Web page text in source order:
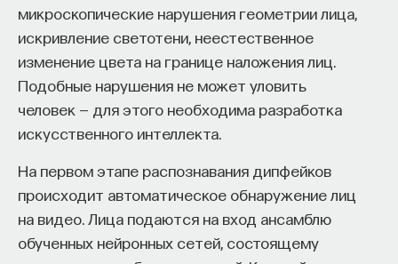
микроскопические нарушения геометрии лица,
искривление светотени, неестественное
изменение цвета на границе наложения лиц.
Подобные нарушения не может уловить
человек — для этого необходима разработка
искусственного интеллекта.
На первом этапе распознавания дипфейков
происходит автоматическое обнаружение лиц
на видео. Лица подаются на вход ансамблю
обученных нейронных сетей, состоящему